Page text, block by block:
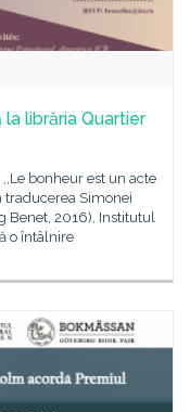
librăria Quartier
bonheur est un acte
traducerea Simonei
Benet, 2016), Institutul
o întâlnire